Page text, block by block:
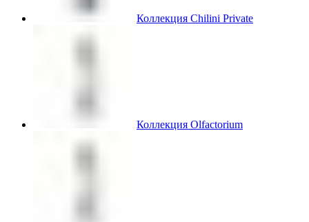
Коллекция Chilini Private
Коллекция Olfactorium